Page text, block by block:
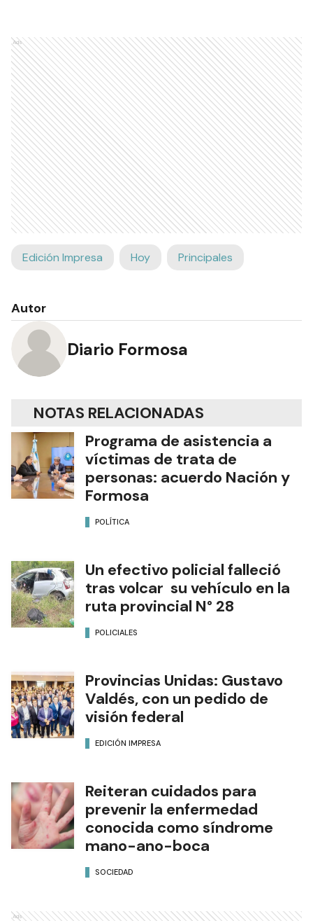
Ads
Edición Impresa Hoy Principales
Autor
Diario Formosa
NOTAS RELACIONADAS
Programa de asistencia a
víctimas de trata de
personas: acuerdo Nación y
Formosa
POLÍTICA
Un efectivo policial falleció
tras volcar su vehículo en la
ruta provincial N° 28
POLICIALES
Provincias Unidas: Gustavo
Valdés, con un pedido de
visión federal
EDICIÓN IMPRESA
Reiteran cuidados para
prevenir la enfermedad
conocida como síndrome
mano-ano-boca
SOCIEDAD
Ads